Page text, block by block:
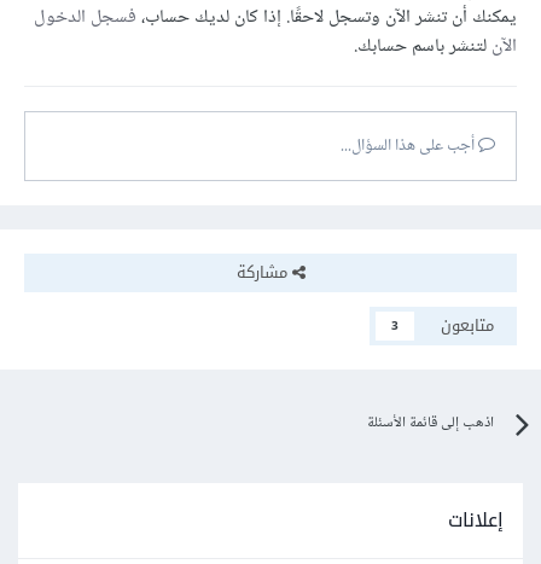
يمكنك أن تنشر الآن وتسجل لاحقًا. إذا كان لديك حساب،فسجل الدخول
الآنلتنشر باسم حسابك.
أجب على هذا السؤال...
مشاركة
متابعون
3
اذهب إلى قائمة الأسئلة
إعلانات